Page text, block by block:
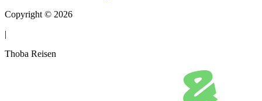
Copyright © 2026
|
Thoba Reisen